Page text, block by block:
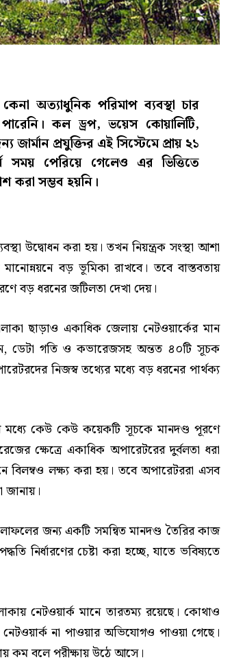
অত্যাধুনিক পরিমাপ ব্যবস্থা চার
কল ড্রপ, ভয়েস কোয়ালিটি,
প্রযুক্তির এই সিস্টেমে প্রায় ২১
সময় পেরিয়ে গেলেও এর ভিত্তিতে
করা সম্ভব হয়নি।
উদ্বোধন করা হয়। তখন নিয়ন্ত্রক সংস্থা আশা
বড় ভূমিকা রাখবে। তবে বাস্তবতায়
বড় ধরনের জটিলতা দেখা দেয়।
ছাড়াও একাধিক জেলায় নেটওয়ার্কের মান
ডেটা গতি ও কভারেজসহ অন্তত ৪০টি সূচক
নিজস্ব তথ্যের মধ্যে বড় ধরনের পার্থক্য
মধ্যে কেউ কেউ কয়েকটি সূচকে মানদণ্ড পূরণে
ক্ষেত্রে একাধিক অপারেটরের দুর্বলতা ধরা
লক্ষ্য করা হয়। তবে অপারেটররা এসব
জানায়।
জন্য একটি সমন্বিত মানদণ্ড তৈরির কাজ
নির্ধারণের চেষ্টা করা হচ্ছে, যাতে ভবিষ্যতে
নেটওয়ার্ক মানে তারতম্য রয়েছে। কোথাও
না পাওয়ার অভিযোগও পাওয়া গেছে।
কম বলে পরীক্ষায় উঠে আসে।